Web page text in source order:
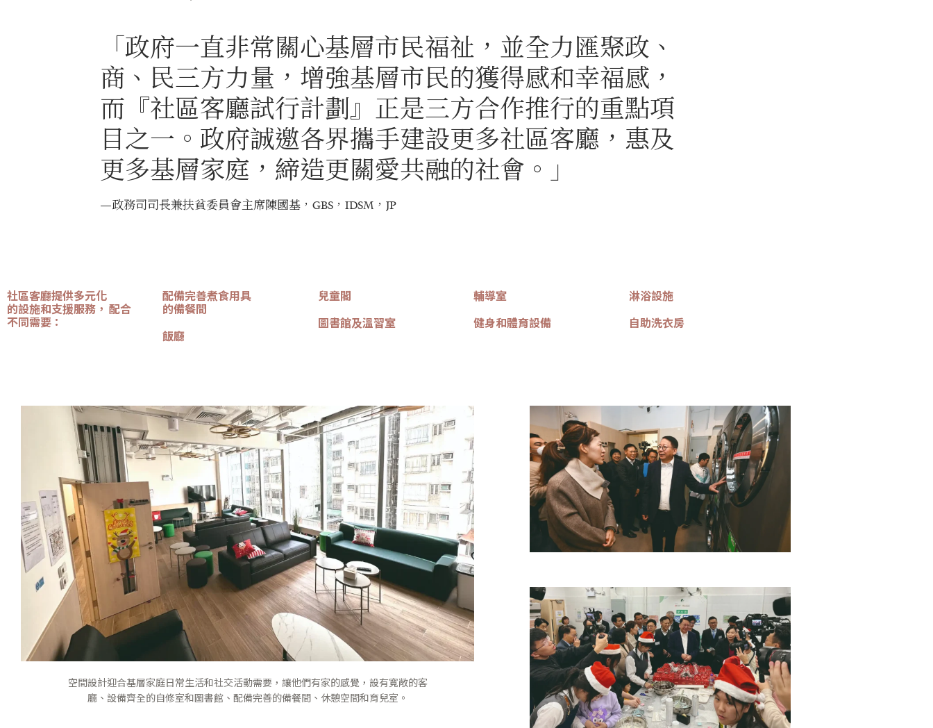
「政府一直非常關心基層市民福祉，並全力匯聚政、
商、民三方力量，增強基層市民的獲得感和幸福感，
而『社區客廳試行計劃』正是三方合作推行的重點項
目之一。政府誠邀各界攜手建設更多社區客廳，惠及
更多基層家庭，締造更關愛共融的社會。」
—政務司司長兼扶貧委員會主席陳國基，GBS，IDSM，JP
社區客廳提供多元化
的設施和支援服務， 配合
不同需要：
配備完善煮食用具
的備餐間
飯廳
兒童閣
圖書館及溫習室
輔導室
健身和體育設備
淋浴設施
自助洗衣房
空間設計迎合基層家庭日常生活和社交活動需要，讓他們有家的感覺，設有寬敞的客
廳、設備齊全的自修室和圖書館、配備完善的備餐間、休憩空間和育兒室。